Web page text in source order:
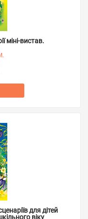
міні-вистав.
для дітей
віку